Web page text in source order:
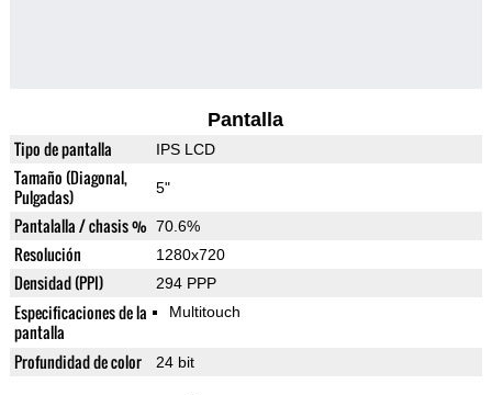
Pantalla
Tipo de pantalla IPS LCD
Tamaño (Diagonal,
Pulgadas)
5"
Pantalalla / chasis % 70.6%
Resolución 1280x720
Densidad (PPI) 294 PPP
Especificaciones de la
pantalla
Multitouch
Profundidad de color 24 bit